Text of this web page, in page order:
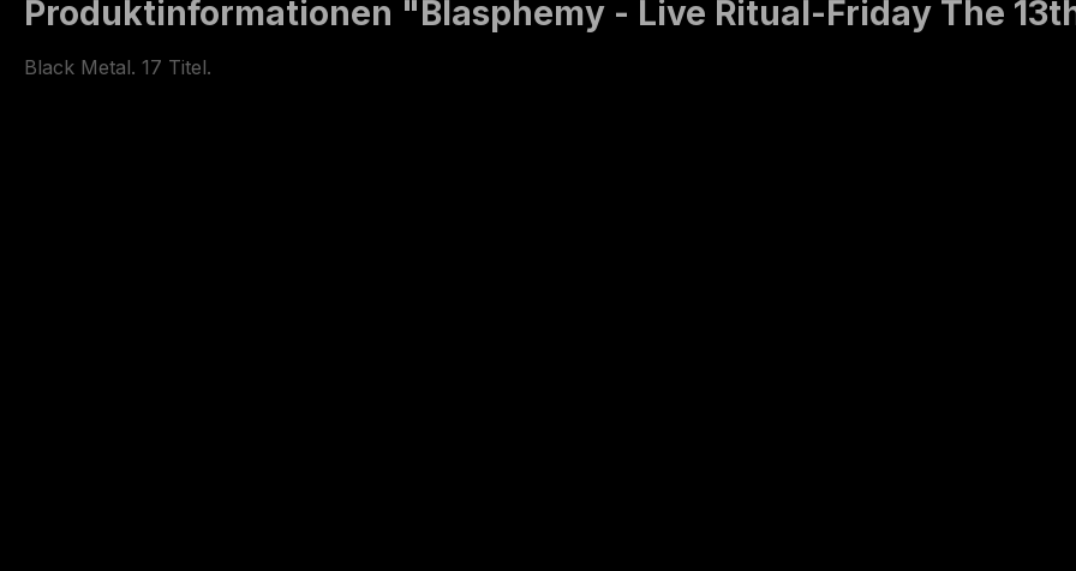
Produktinformationen "Blasphemy - Live Ritual-Friday The
Black Metal. 17 Titel.